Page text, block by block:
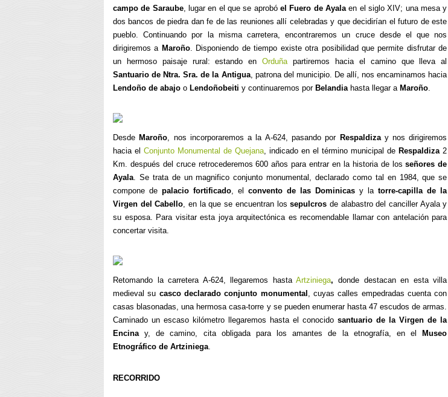
campo de Saraube, lugar en el que se aprobóel Fuero de Ayalaen el siglo XIV; una mesa y
dos bancos de piedra dan fe de las reuniones allí celebradas y que decidirían el futuro de este
pueblo. Continuando por la misma carretera, encontraremos un cruce desde el que nos
dirigiremos a Maroño. Disponiendo de tiempo existe otra posibilidad que permite disfrutar de
un hermoso paisaje rural: estando enOrduñapartiremos hacia el camino que lleva al
Santuario de Ntra. Sra. de la Antigua, patrona del municipio. De allí, nos encaminamos hacia
Lendoño de abajo o Lendoñobeiti y continuaremos por Belandiahasta llegar a Maroño.
Desde Maroño, nos incorporaremos a la A-624, pasando por Respaldizay nos dirigiremos
hacia elConjunto Monumental de Quejana, indicado en el término municipal de Respaldiza2
Km. después del cruce retrocederemos 600 años para entrar en la historia de losseñores de
Ayala. Se trata de un magnifico conjunto monumental, declarado como tal en 1984, que se
compone depalacio fortificado, elconvento de las Dominicas y latorre-capilla de la
Virgen del Cabello, en la que se encuentran lossepulcros de alabastro del canciller Ayala y
su esposa. Para visitar esta joya arquitectónica es recomendable llamar con antelación para
concertar visita.
Retomando la carretera A-624, llegaremos hastaArtziniega,donde destacan en esta villa
medieval su casco declarado conjunto monumental , cuyas calles empedradas cuenta con
casas blasonadas, una hermosa casa-torre y se pueden enumerar hasta 47 escudos de armas.
Caminado un escaso kilómetro llegaremos hasta el conocidosantuario de la Virgen de la
Encinay, de camino, cita obligada para los amantes de la etnografía, en el
Museo
Etnográfico de Artziniega.
RECORRIDO